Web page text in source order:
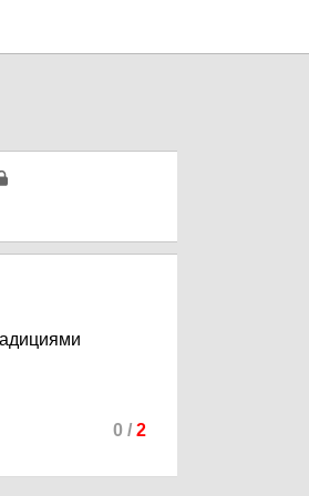
0 / 2